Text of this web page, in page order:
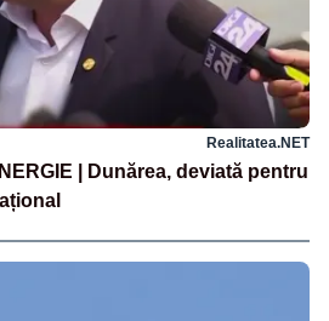
Realitatea.NET
| Dunărea, deviată pentru